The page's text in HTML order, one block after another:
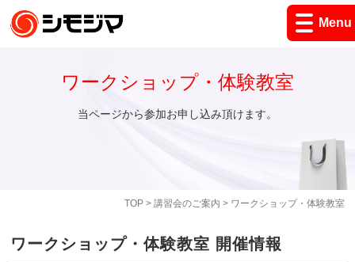
Menu
TOP> 講習会のご案内 > ワークショップ・体験教室
ワークショップ・体験教室
当ページから参加お申し込み頂けます。
ワークショップ・体験教室 開催情報